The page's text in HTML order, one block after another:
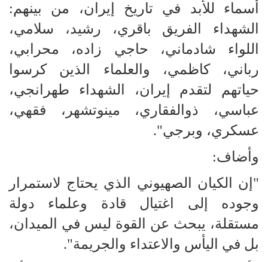
أسماء للأبد في تاريخ إيران، من بينهم:
الشهداء الفريق باقري، رشيد، سلامي،
اللواء شادماني، حاجي زاده، محرابي،
رباني، كاظمي، والعلماء الذين كرسوا
حياتهم لتقدم إيران، الشهداء طهرانجي،
عباسي، ذوالفقاري، مينوتشهر، فقهي،
عسكري، وبرجي".
وأضاف:
"إن الكيان الصهيوني الذي يحتاج لاستمرار
وجوده إلى اغتيال قادة وعلماء دولة
مستقلة، يبحث عن القوة ليس في الميدان،
بل في اليأس والاعتداء والجريمة".